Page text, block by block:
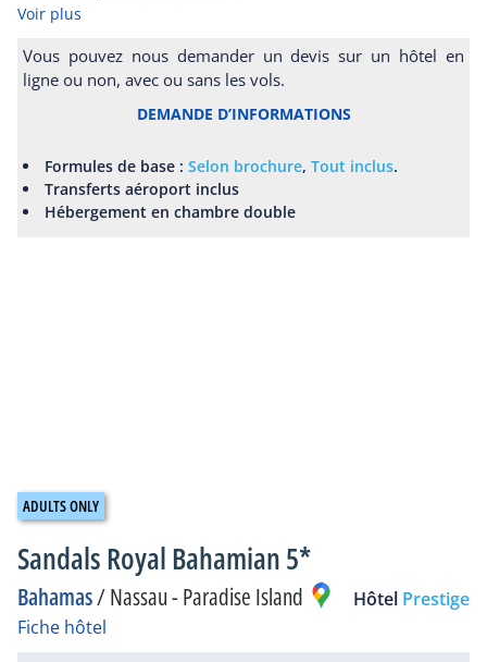
Voir plus
Vous pouvez nous demander un devis sur un hôtel en
ligne ou non, avec ou sans les vols.
DEMANDE D’INFORMATIONS
Formules de base :Selon brochure,Tout inclus.
Transferts aéroport inclus
Hébergement en chambre double
Sandals Royal Bahamian 5*
Bahamas/Nassau - Paradise Island Hôtel Prestige
Fiche hôtel